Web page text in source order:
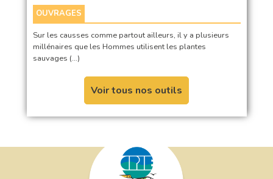
OUVRAGES
Sur les causses comme partout ailleurs, il y a plusieurs
millénaires que les Hommes utilisent les plantes
sauvages (…)
Voir tous nos outils